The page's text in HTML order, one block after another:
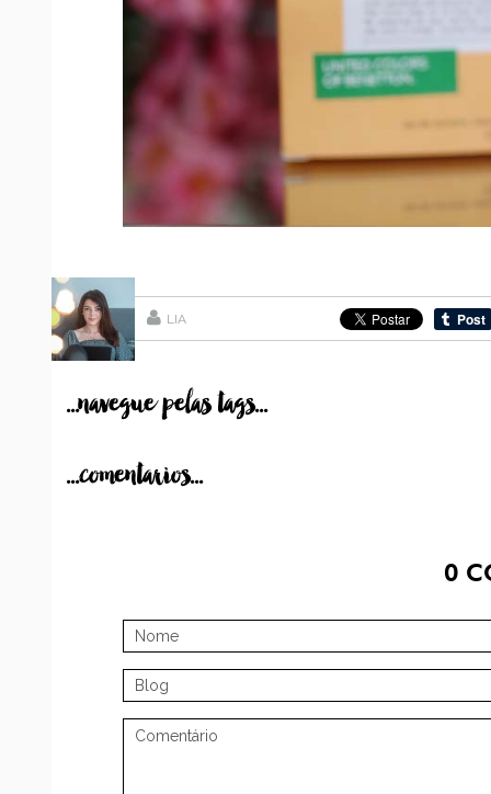
LIA
...navegue pelas tags...
...comentarios...
0